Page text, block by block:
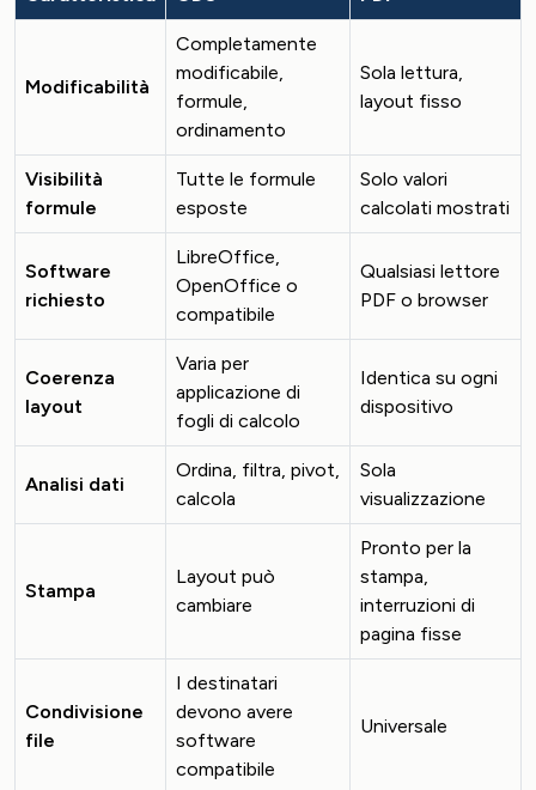
Modificabilità
Completamente
modificabile,
formule,
ordinamento
Sola lettura,
layout fisso
Visibilità
formule
Tutte le formule
esposte
Solo valori
calcolati mostrati
Software
richiesto
LibreOffice,
OpenOffice o
compatibile
Qualsiasi lettore
PDF o browser
Coerenza
layout
Varia per
applicazione di
fogli di calcolo
Identica su ogni
dispositivo
Analisi dati
Ordina, filtra, pivot,
calcola
Sola
visualizzazione
Stampa
Layout può
cambiare
Pronto per la
stampa,
interruzioni di
pagina fisse
Condivisione
file
I destinatari
devono avere
software
compatibile
Universale